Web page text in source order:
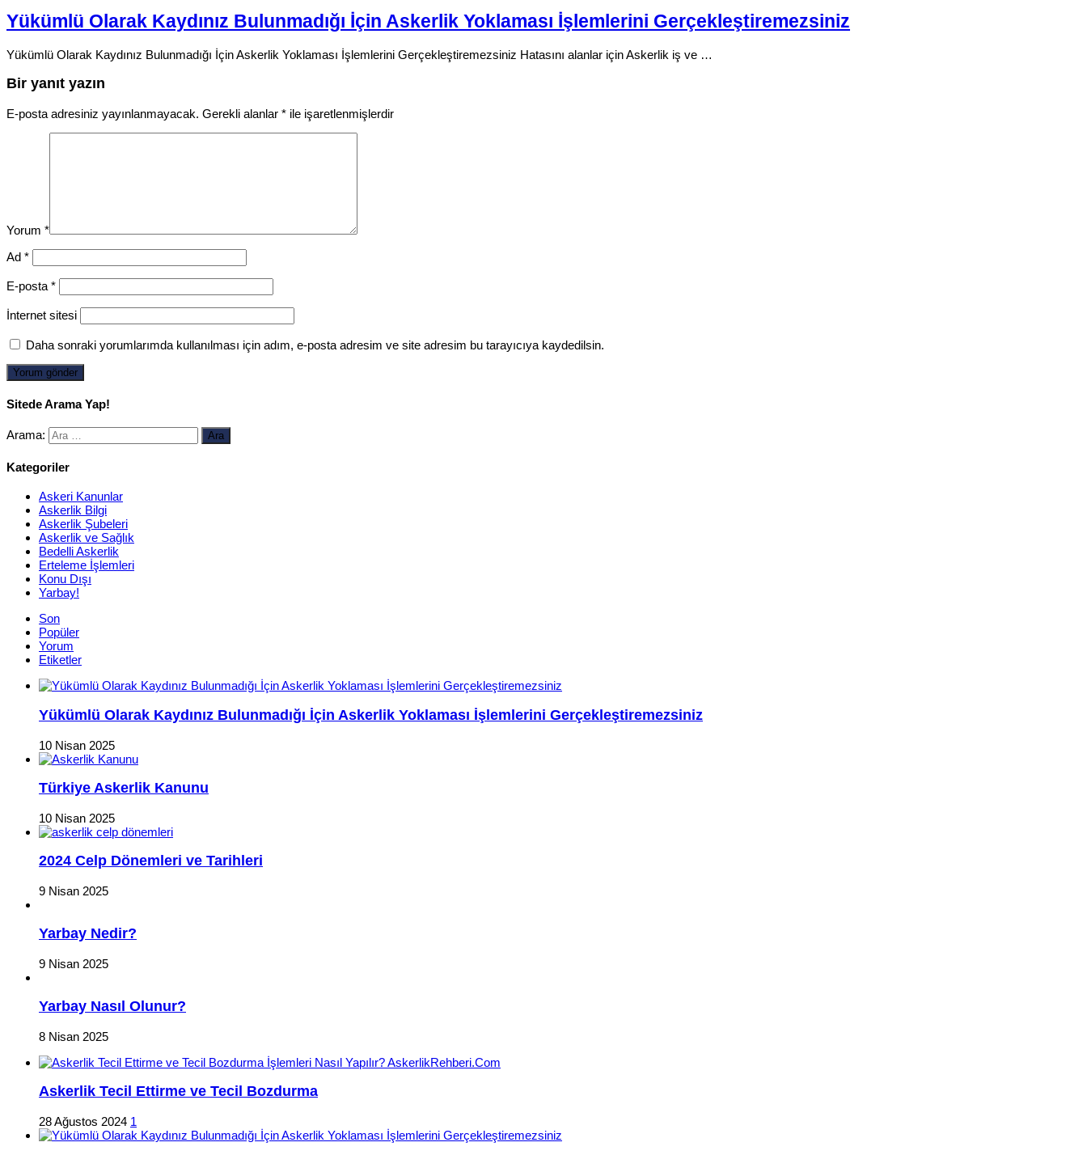
Yükümlü Olarak Kaydınız Bulunmadığı İçin Askerlik Yoklaması İşlemlerini Gerçekleştiremezsiniz
Yükümlü Olarak Kaydınız Bulunmadığı İçin Askerlik Yoklaması İşlemlerini Gerçekleştiremezsiniz Hatasını alanlar için Askerlik iş ve …
Bir yanıt yazın
E-posta adresiniz yayınlanmayacak. Gerekli alanlar * ile işaretlenmişlerdir
Yorum *
Ad *
E-posta *
İnternet sitesi
Daha sonraki yorumlarımda kullanılması için adım, e-posta adresim ve site adresim bu tarayıcıya kaydedilsin.
Sitede Arama Yap!
Arama:
Kategoriler
Askeri Kanunlar
Askerlik Bilgi
Askerlik Şubeleri
Askerlik ve Sağlık
Bedelli Askerlik
Erteleme İşlemleri
Konu Dışı
Yarbay!
Son
Popüler
Yorum
Etiketler
Yükümlü Olarak Kaydınız Bulunmadığı İçin Askerlik Yoklaması İşlemlerini Gerçekleştiremezsiniz
10 Nisan 2025
Türkiye Askerlik Kanunu
10 Nisan 2025
2024 Celp Dönemleri ve Tarihleri
9 Nisan 2025
Yarbay Nedir?
9 Nisan 2025
Yarbay Nasıl Olunur?
8 Nisan 2025
Askerlik Tecil Ettirme ve Tecil Bozdurma
28 Ağustos 2024 1